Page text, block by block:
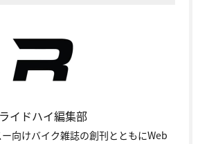
ライドハイ編集部
向けバイク雑誌の創刊とともにWeb